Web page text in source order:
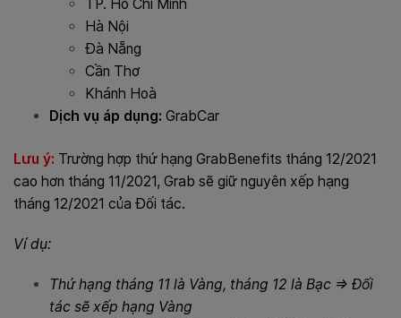
TP. Hồ Chí Minh
Hà Nội
Đà Nẵng
Cần Thơ
Khánh Hoà
Dịch vụ áp dụng: GrabCar
Lưu ý: Trường hợp thứ hạng GrabBenefits tháng 12/2021
cao hơn tháng 11/2021, Grab sẽ giữ nguyên xếp hạng
tháng 12/2021 của Đối tác.
Ví dụ:
Thứ hạng tháng 11 là Vàng, tháng 12 là Bạc => Đối
tác sẽ xếp hạng Vàng